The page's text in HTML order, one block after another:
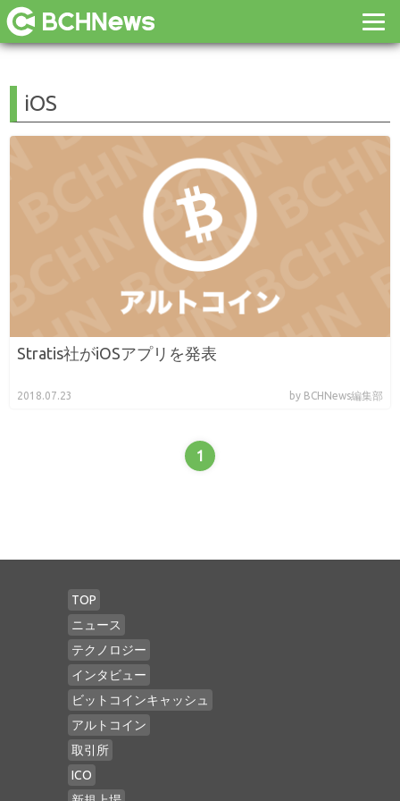
iOS
Stratis社がiOSアプリを発表
2018.07.23 by BCHNews編集部
1
TOP
ニュース
テクノロジー
インタビュー
ビットコインキャッシュ
アルトコイン
取引所
ICO